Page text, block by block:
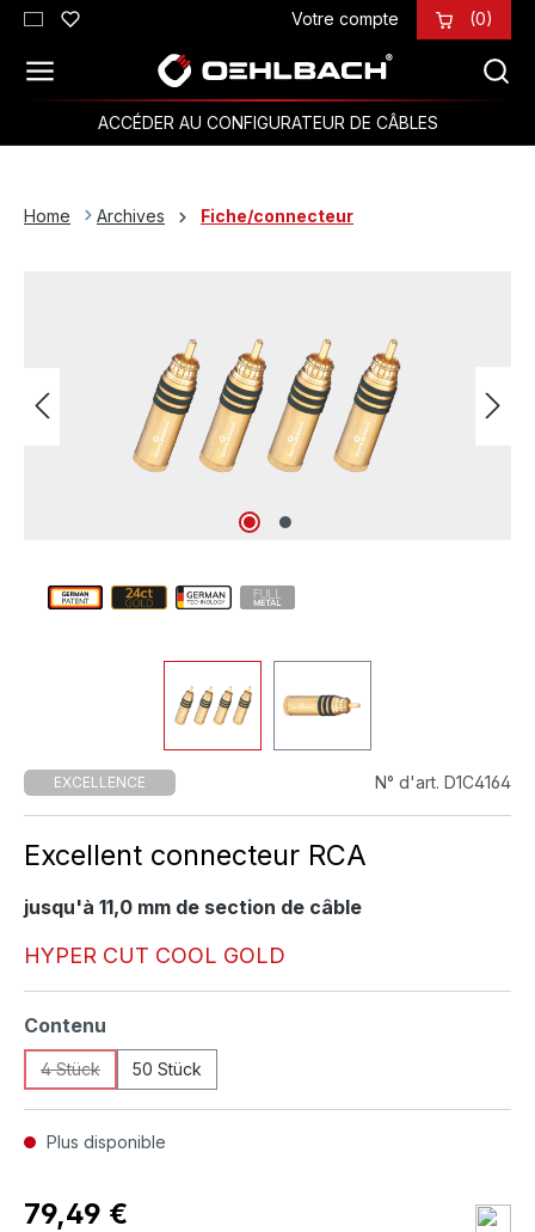
Passer au contenu principal Votre compte (0)
ACCÉDER AU CONFIGURATEUR DE CÂBLES
Home Archives Fiche/connecteur
EXCELLENCE N° d'art. D1C4164
Excellent connecteur RCA
jusqu'à 11,0 mm de section de câble
HYPER CUT COOL GOLD
Sélectionnez
Contenu
4 Stück 50 Stück
Plus disponible
79,49 €